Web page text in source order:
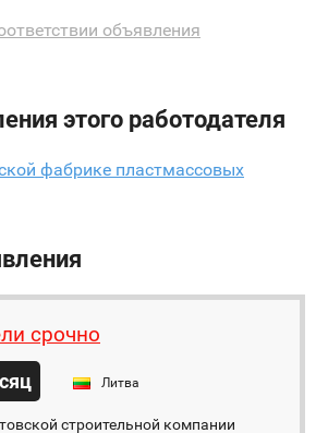
объявления
этого работодателя
фабрике пластмассовых
срочно
Литва
строительной компании